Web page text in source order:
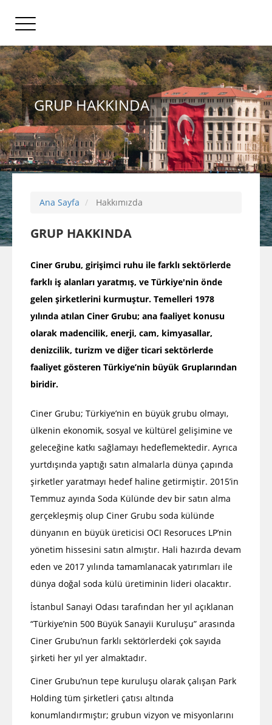
GRUP HAKKINDA
Ana Sayfa Hakkımızda
GRUP HAKKINDA
Ciner Grubu, girişimci ruhu ile farklı sektörlerde
farklı iş alanları yaratmış, ve Türkiye'nin önde
gelen şirketlerini kurmuştur. Temelleri 1978
yılında atılan Ciner Grubu; ana faaliyet konusu
olarak madencilik, enerji, cam, kimyasallar,
denizcilik, turizm ve diğer ticari sektörlerde
faaliyet gösteren Türkiye’nin büyük Gruplarından
biridir.
Ciner Grubu; Türkiye’nin en büyük grubu olmayı,
ülkenin ekonomik, sosyal ve kültürel gelişimine ve
geleceğine katkı sağlamayı hedeflemektedir. Ayrıca
yurtdışında yaptığı satın almalarla dünya çapında
şirketler yaratmayı hedef haline getirmiştir. 2015’in
Temmuz ayında Soda Külünde dev bir satın alma
gerçekleşmiş olup Ciner Grubu soda külünde
dünyanın en büyük üreticisi OCI Resoruces LP’nin
yönetim hissesini satın almıştır. Hali hazırda devam
eden ve 2017 yılında tamamlanacak yatırımları ile
dünya doğal soda külü üretiminin lideri olacaktır.
İstanbul Sanayi Odası tarafından her yıl açıklanan
“Türkiye’nin 500 Büyük Sanayii Kuruluşu” arasında
Ciner Grubu’nun farklı sektörlerdeki çok sayıda
şirketi her yıl yer almaktadır.
Ciner Grubu’nun tepe kuruluşu olarak çalışan Park
Holding tüm şirketleri çatısı altında
konumlandırmıştır; grubun vizyon ve misyonlarını